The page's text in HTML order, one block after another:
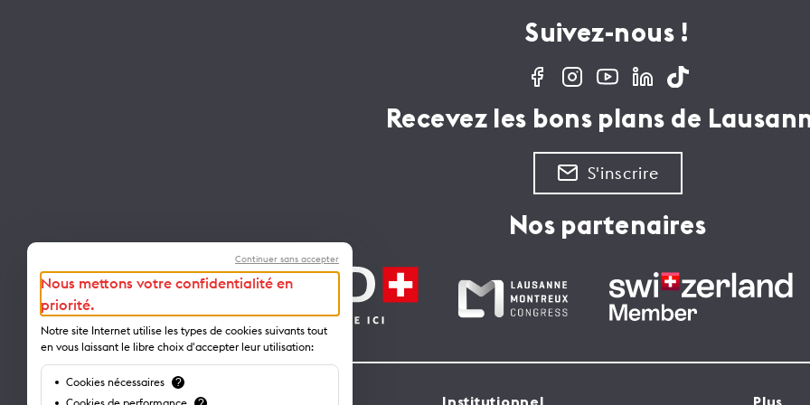
Suivez-nous !
Recevez les bons plans de
S'inscrire
Nos partenaires
Contact Institutionnel Plus
Continuer sans accepter
Nous mettons votre confidentialité en
priorité.
Notre site Internet utilise les types de cookies suivants tout
en vous laissant le libre choix d'accepter leur utilisation:
Cookies nécessaires ?